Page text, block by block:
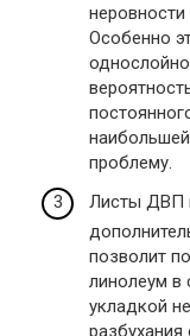
неровности
Особенно
проблему.
Листы ДВП
позволит
линолеум в
укладкой